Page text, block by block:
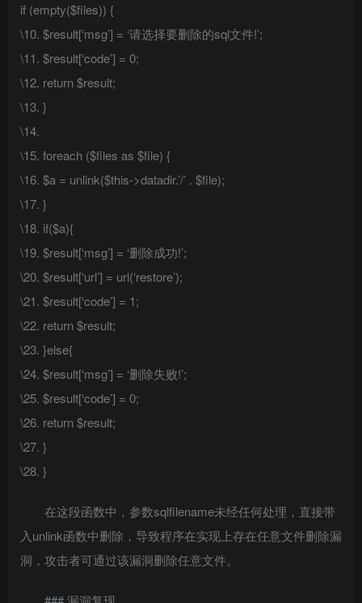
if (empty($files)) {
\10. $result[‘msg’] = ‘请选择要删除的sql文件!’;
\11. $result[‘code’] = 0;
\12. return $result;
\13. }
\14.
\15. foreach ($files as $file) {
\16. $a = unlink($this->datadir.’/’ . $file);
\17. }
\18. if($a){
\19. $result[‘msg’] = ‘删除成功!’;
\20. $result[‘url’] = url(‘restore’);
\21. $result[‘code’] = 1;
\22. return $result;
\23. }else{
\24. $result[‘msg’] = ‘删除失败!’;
\25. $result[‘code’] = 0;
\26. return $result;
\27. }
\28. }
在这段函数中，参数sqlfilename未经任何处理，直接带
入unlink函数中删除，导致程序在实现上存在任意文件删除漏
洞，攻击者可通过该漏洞删除任意文件。